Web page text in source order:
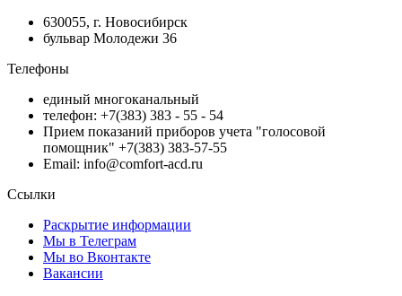
630055, г. Новосибирск
бульвар Молодежи 36
Телефоны
единый многоканальный
телефон: +7(383) 383 - 55 - 54
Прием показаний приборов учета "голосовой
помощник" +7(383) 383-57-55
Email: info@comfort-acd.ru
Ссылки
Раскрытие информации
Мы в Телеграм
Мы во Вконтакте
Вакансии